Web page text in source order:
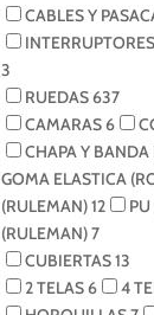
CABLES Y
INTERRUPTORES
3
RUEDAS637
CAMARAS6
CHAPA Y
GOMA ELASTICA
(RULEMAN)12
(RULEMAN)7
CUBIERTAS13
2 TELAS6 4